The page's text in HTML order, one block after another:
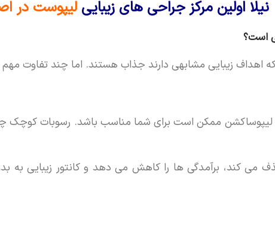
نیلا اولین مرکز جراحی های زیباییلیپوست در
است؟
که اهداف زیبایی مشابهی دارند جذاب هستند. اما چند تفاوت
ممکن است برای شما مناسب باشد. رسوبات کوچک
می کند، برآمدگی ها را کاهش می دهد و کانتور زیبایی به